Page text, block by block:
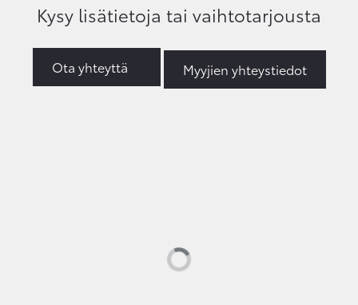
Kysy lisätietoja tai vaihtotarjousta
Ota yhteyttä Myyjien yhteystiedot